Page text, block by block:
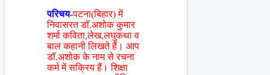
परिचय-पटना(बिहार) में
निवासरत डॉ.अशोक कुमार
शर्मा कविता,लेख,लघुकथा व
बाल कहानी लिखते हैं। आप
डॉ.अशोक के नाम से रचना
कर्म में सक्रिय हैं। शिक्षा